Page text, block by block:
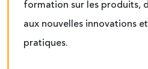
formation sur les produits,
aux nouvelles innovations
pratiques.